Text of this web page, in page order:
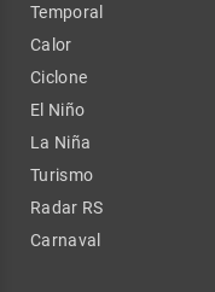
Temporal
Calor
Ciclone
El Niño
La Niña
Turismo
Radar RS
Carnaval